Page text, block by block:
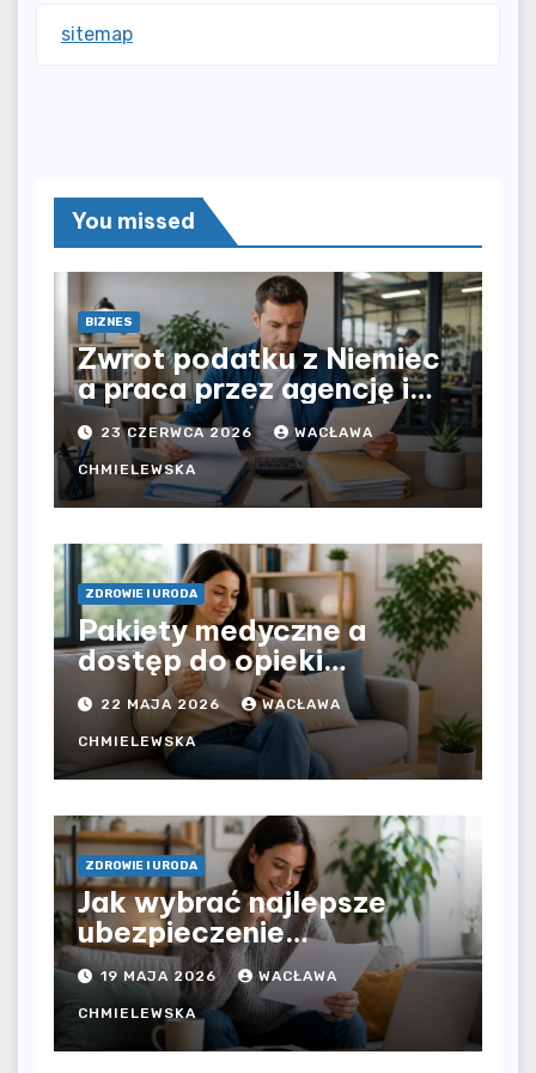
sitemap
You missed
BIZNES
Zwrot podatku z Niemiec
a praca przez agencję i
bezpośrednio u
pracodawcy – jak
rozliczyć oba źródła
dochodu?
23 CZERWCA 2026 WACŁAWA
CHMIELEWSKA
ZDROWIE I URODA
Pakiety medyczne a
dostęp do opieki
zdrowotnej bez
ograniczeń czasowych –
czy prywatna opieka daje
większą swobodę?
22 MAJA 2026 WACŁAWA
CHMIELEWSKA
ZDROWIE I URODA
Jak wybrać najlepsze
ubezpieczenie
komunikacyjne i uniknąć
kosztownych błędów?
19 MAJA 2026 WACŁAWA
CHMIELEWSKA